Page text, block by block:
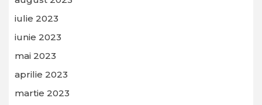
iulie 2023
iunie 2023
mai 2023
aprilie 2023
martie 2023